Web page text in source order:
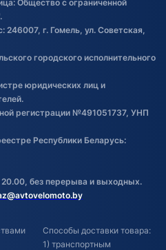
Общество с ограниченной
г. Гомель, ул. Советская,
городского исполнительного
юридических лиц и
регистрации №491051737, УНП
Республики Беларусь:
без перерыва и выходных.
Способы доставки товара:
1) транспортным